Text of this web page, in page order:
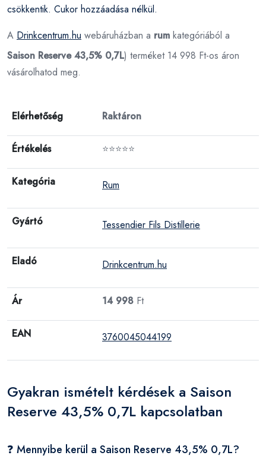
csökkentik. Cukor hozzáadása nélkül.
A Drinkcentrum.hu webáruházban a rum kategóriából a
Saison Reserve 43,5% 0,7L) terméket 14 998 Ft-os áron
vásárolhatod meg.
Elérhetőség Raktáron
Értékelés ⭐⭐⭐⭐⭐
Kategória Rum
Gyártó Tessendier Fils Distillerie
Eladó Drinkcentrum.hu
Ár 14 998 Ft
EAN 3760045044199
Gyakran ismételt kérdések a Saison
Reserve 43,5% 0,7L kapcsolatban
❓ Mennyibe kerül a Saison Reserve 43,5% 0,7L?